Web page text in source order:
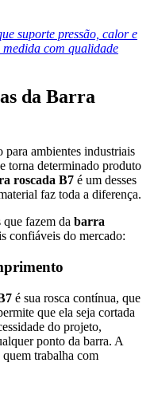
suporte pressão, calor e
medida com qualidade
da Barra
ambientes industriais
torna determinado produto
roscada B7 é um desses
faz toda a diferença.
que fazem da barra
confiáveis do mercado:
é sua rosca contínua, que
que ela seja cortada
do projeto,
ponto da barra. A
trabalha com